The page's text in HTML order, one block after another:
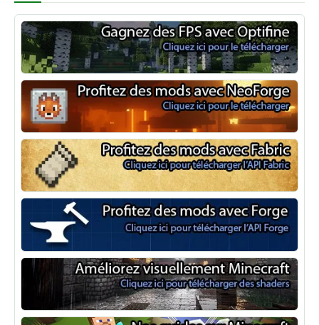
Optifine
NeoForge
Minecraft Fabric
Minecraft Forge
Shaders Minecraft